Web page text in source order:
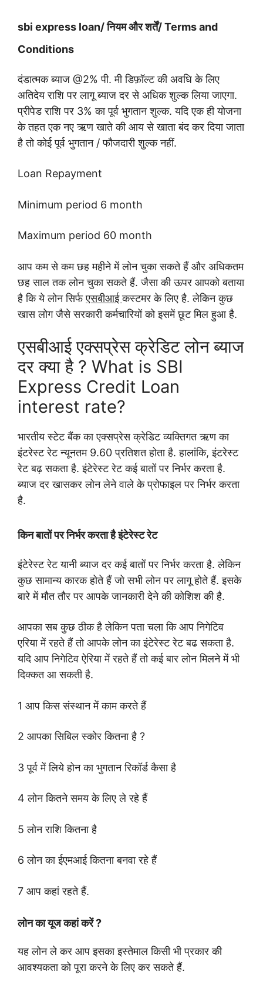
sbi express loan/ नियम और शर्तें/ Terms and
Conditions
दंडात्मक ब्याज @2% पी. मी डिफ़ॉल्ट की अवधि के लिए
अतिदेय राशि पर लागू ब्याज दर से अधिक शुल्क लिया जाएगा.
प्रीपेड राशि पर 3% का पूर्व भुगतान शुल्क. यदि एक ही योजना
के तहत एक नए ऋण खाते की आय से खाता बंद कर दिया जाता
है तो कोई पूर्व भुगतान / फौजदारी शुल्क नहीं.
Loan Repayment
Minimum period 6 month
Maximum period 60 month
आप कम से कम छह महीने में लोन चुका सकते हैं और अधिकतम
छह साल तक लोन चुका सकते हैं.जैसा की ऊपर आपको बताया
है कि ये लोन सिर्फएसबीआईकस्टमर के लिए है. लेकिन कुछ
खास लोग जैसे सरकारी कर्मचारियों को इसमें छूट मिल हुआ है.
एसबीआई एक्सप्रेस क्रेडिट लोन ब्याज
दर क्या है ? What is SBI
Express Credit Loan
interest rate?
भारतीय स्टेट बैंक का एक्सप्रेस क्रेडिट व्यक्तिगत ऋण का
इंटरेस्ट रेट न्यूनतम 9.60 प्रतिशत होता है. हालांकि, इंटरेस्ट
रेट बढ़ सकता है. इंटेरेस्ट रेट कई बातों पर निर्भर करता है.
ब्याज दर खासकर लोन लेने वाले के प्रोफाइल पर निर्भर करता
है.
किन बातों पर निर्भर करता है इंटेरेस्ट रेट
इंटेरेस्ट रेट यानी ब्याज दर कई बातों पर निर्भर करता है. लेकिन
कुछ सामान्य कारक होते हैं जो सभी लोन पर लागू होते हैं. इसके
बारे में मौत तौर पर आपके जानकारी देने की कोशिश की है.
आपका सब कुछ ठीक है लेकिन पता चला कि आप निगेटिव
एरिया में रहते हैं तो आपके लोन का इंटेरेस्ट रेट बढ सकता है.
यदि आप निगेटिव ऐरिया में रहते हैं तो कई बार लोन मिलने में भी
दिक्कत आ सकती है.
1 आप किस संस्थान में काम करते हैं
2 आपका सिबिल स्कोर कितना है ?
3 पूर्व में लिये होन का भुगतान रिकॉर्ड कैसा है
4 लोन कितने समय के लिए ले रहे हैं
5 लोन राशि कितना है
6 लोन का ईएमआई कितना बनवा रहे हैं
7 आप कहां रहते हैं.
लोन का यूज कहां करें ?
यह लोन ले कर आप इसका इस्तेमाल किसी भी प्रकार की
आवश्यकता को पूरा करने के लिए कर सकते हैं.